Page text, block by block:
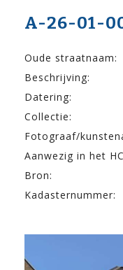
A-26-01-
Oude straatnaam:
Beschrijving:
Datering:
Collectie:
Fotograaf/
Aanwezig in het
Bron:
Kadasternummer: